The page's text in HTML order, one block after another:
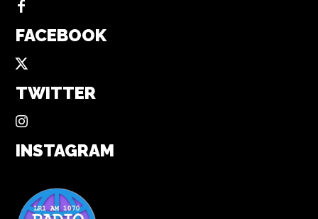
FACEBOOK
TWITTER
INSTAGRAM